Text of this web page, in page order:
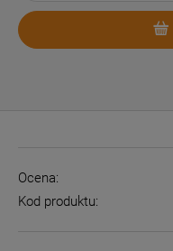
Ocena:
Kod produktu: